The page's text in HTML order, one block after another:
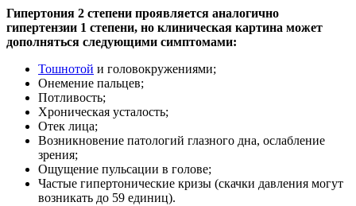
Гипертония 2 степени проявляется аналогично
гипертензии 1 степени, но клиническая картина может
дополняться следующими симптомами:
Тошнотой и головокружениями;
Онемение пальцев;
Потливость;
Хроническая усталость;
Отек лица;
Возникновение патологий глазного дна, ослабление
зрения;
Ощущение пульсации в голове;
Частые гипертонические кризы (скачки давления могут
возникать до 59 единиц).